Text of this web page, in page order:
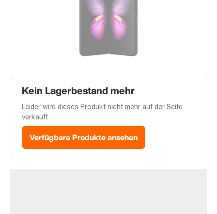
Kein Lagerbestand mehr
Leider wird dieses Produkt nicht mehr auf der Seite
verkauft.
Verfügbare Produkte ansehen